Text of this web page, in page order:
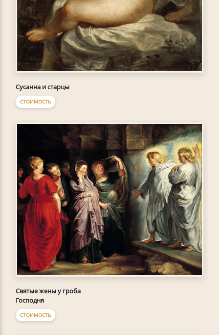
Сусанна и старцы
СТОИМОСТЬ
Святые жены у гроба
Господня
СТОИМОСТЬ